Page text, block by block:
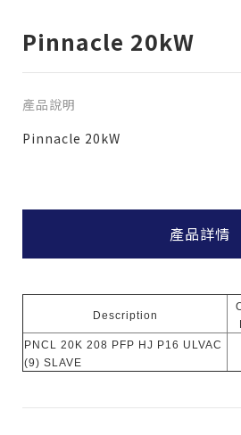
Pinnacle 20kW
產品說明
Pinnacle 20kW
產品詳情
Description
PNCL 20K 208 PFP HJ P16 ULVAC
(9) SLAVE